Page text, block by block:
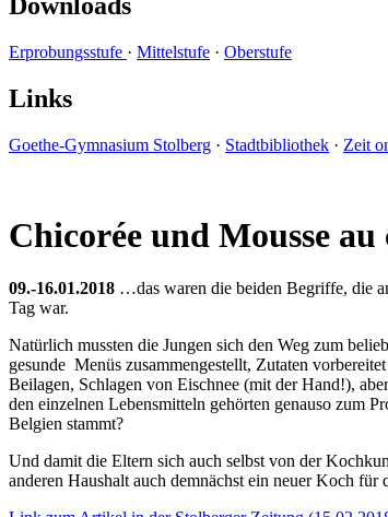
Erprobungsstufe · Mittelstufe · Oberstufe
Links
Goethe-Gymnasium Stolberg · Stadtbibliothek · Zeit
Chicorée und Mousse
09.-16.01.2018 …das waren die beiden Begriffe, die
Tag war.
Natürlich mussten die Jungen sich den Weg zum
gesunde Menüs zusammengestellt, Zutaten
Beilagen, Schlagen von Eischnee (mit der Hand!),
den einzelnen Lebensmitteln gehörten genauso zum
Belgien stammt?
Und damit die Eltern sich auch selbst von der
anderen Haushalt auch demnächst ein neuer Koch für